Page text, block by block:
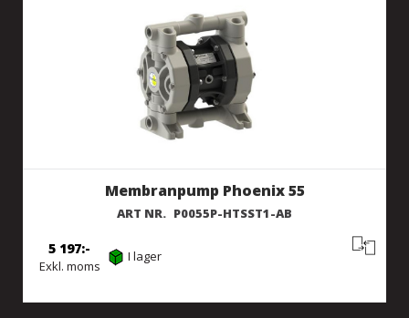
Membranpump Phoenix 55
ART NR. P0055P-HTSST1-AB
Exkl. moms
5 197 I lager